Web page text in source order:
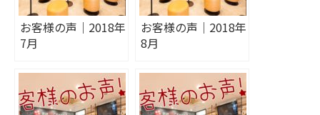
お客様の声｜2018年
7月
お客様の声｜2018年
8月